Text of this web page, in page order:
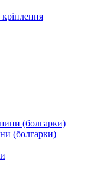
кріплення
(болгарки)